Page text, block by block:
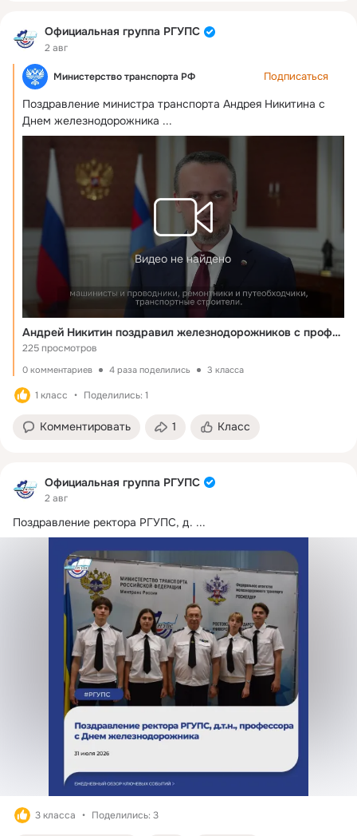
Официальная группа РГУПС
2 авг
Министерство транспорта РФ Подписаться
Поздравление министра транспорта Андрея Никитина с
Днем железнодорожника ...
Видео не найдено
Андрей Никитин поздравил железнодорожников с профессиональным праздником
225 просмотров
0 комментариев 4 раза поделились 3 класса
1 класс Поделились: 1
Комментировать 1 Класс
Официальная группа РГУПС
2 авг
Поздравление ректора РГУПС, д. ...
3 класса Поделились: 3